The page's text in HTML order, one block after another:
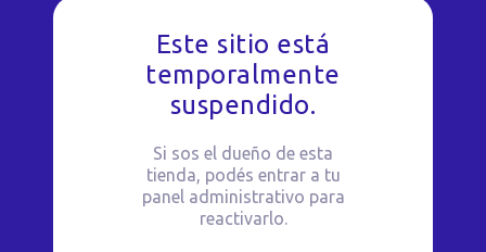
Este sitio está
temporalmente
suspendido.
Si sos el dueño de esta
tienda, podés entrar a tu
panel administrativo para
reactivarlo.